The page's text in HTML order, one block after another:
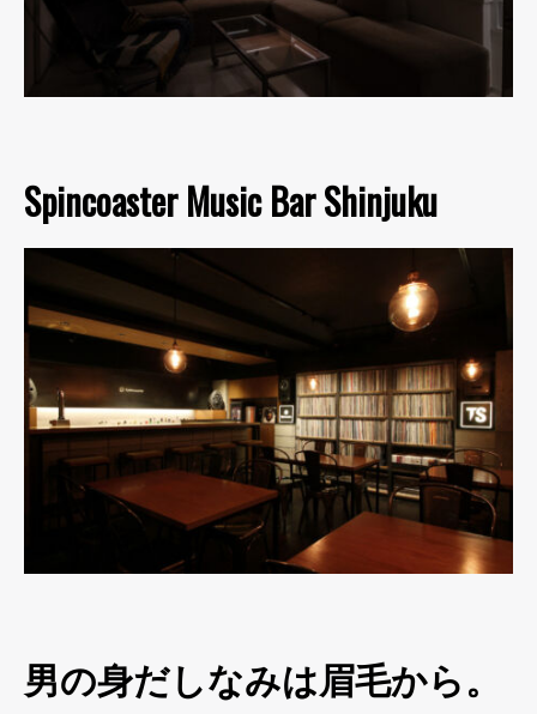
Spincoaster Music Bar Shinjuku
男の身だしなみは眉毛から。